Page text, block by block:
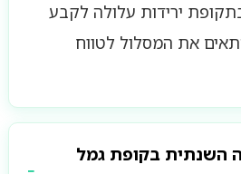
ירידות עלולה לקבע
את המסלול לטווח
השנתית בקופת גמל